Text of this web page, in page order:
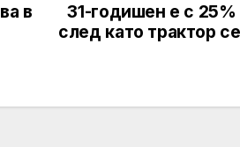
31-годишен е с 25%
след като трактор
в